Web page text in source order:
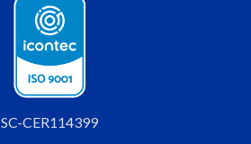
SC-CER114399